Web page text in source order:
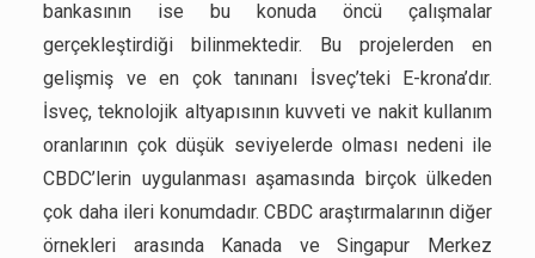
bankasının ise bu konuda öncü çalışmalar
gerçekleştirdiği bilinmektedir. Bu projelerden en
gelişmiş ve en çok tanınanı İsveç’teki E-krona’dır.
İsveç, teknolojik altyapısının kuvveti ve nakit kullanım
oranlarının çok düşük seviyelerde olması nedeni ile
CBDC’lerin uygulanması aşamasında birçok ülkeden
çok daha ileri konumdadır. CBDC araştırmalarının diğer
örnekleri arasında Kanada ve Singapur Merkez